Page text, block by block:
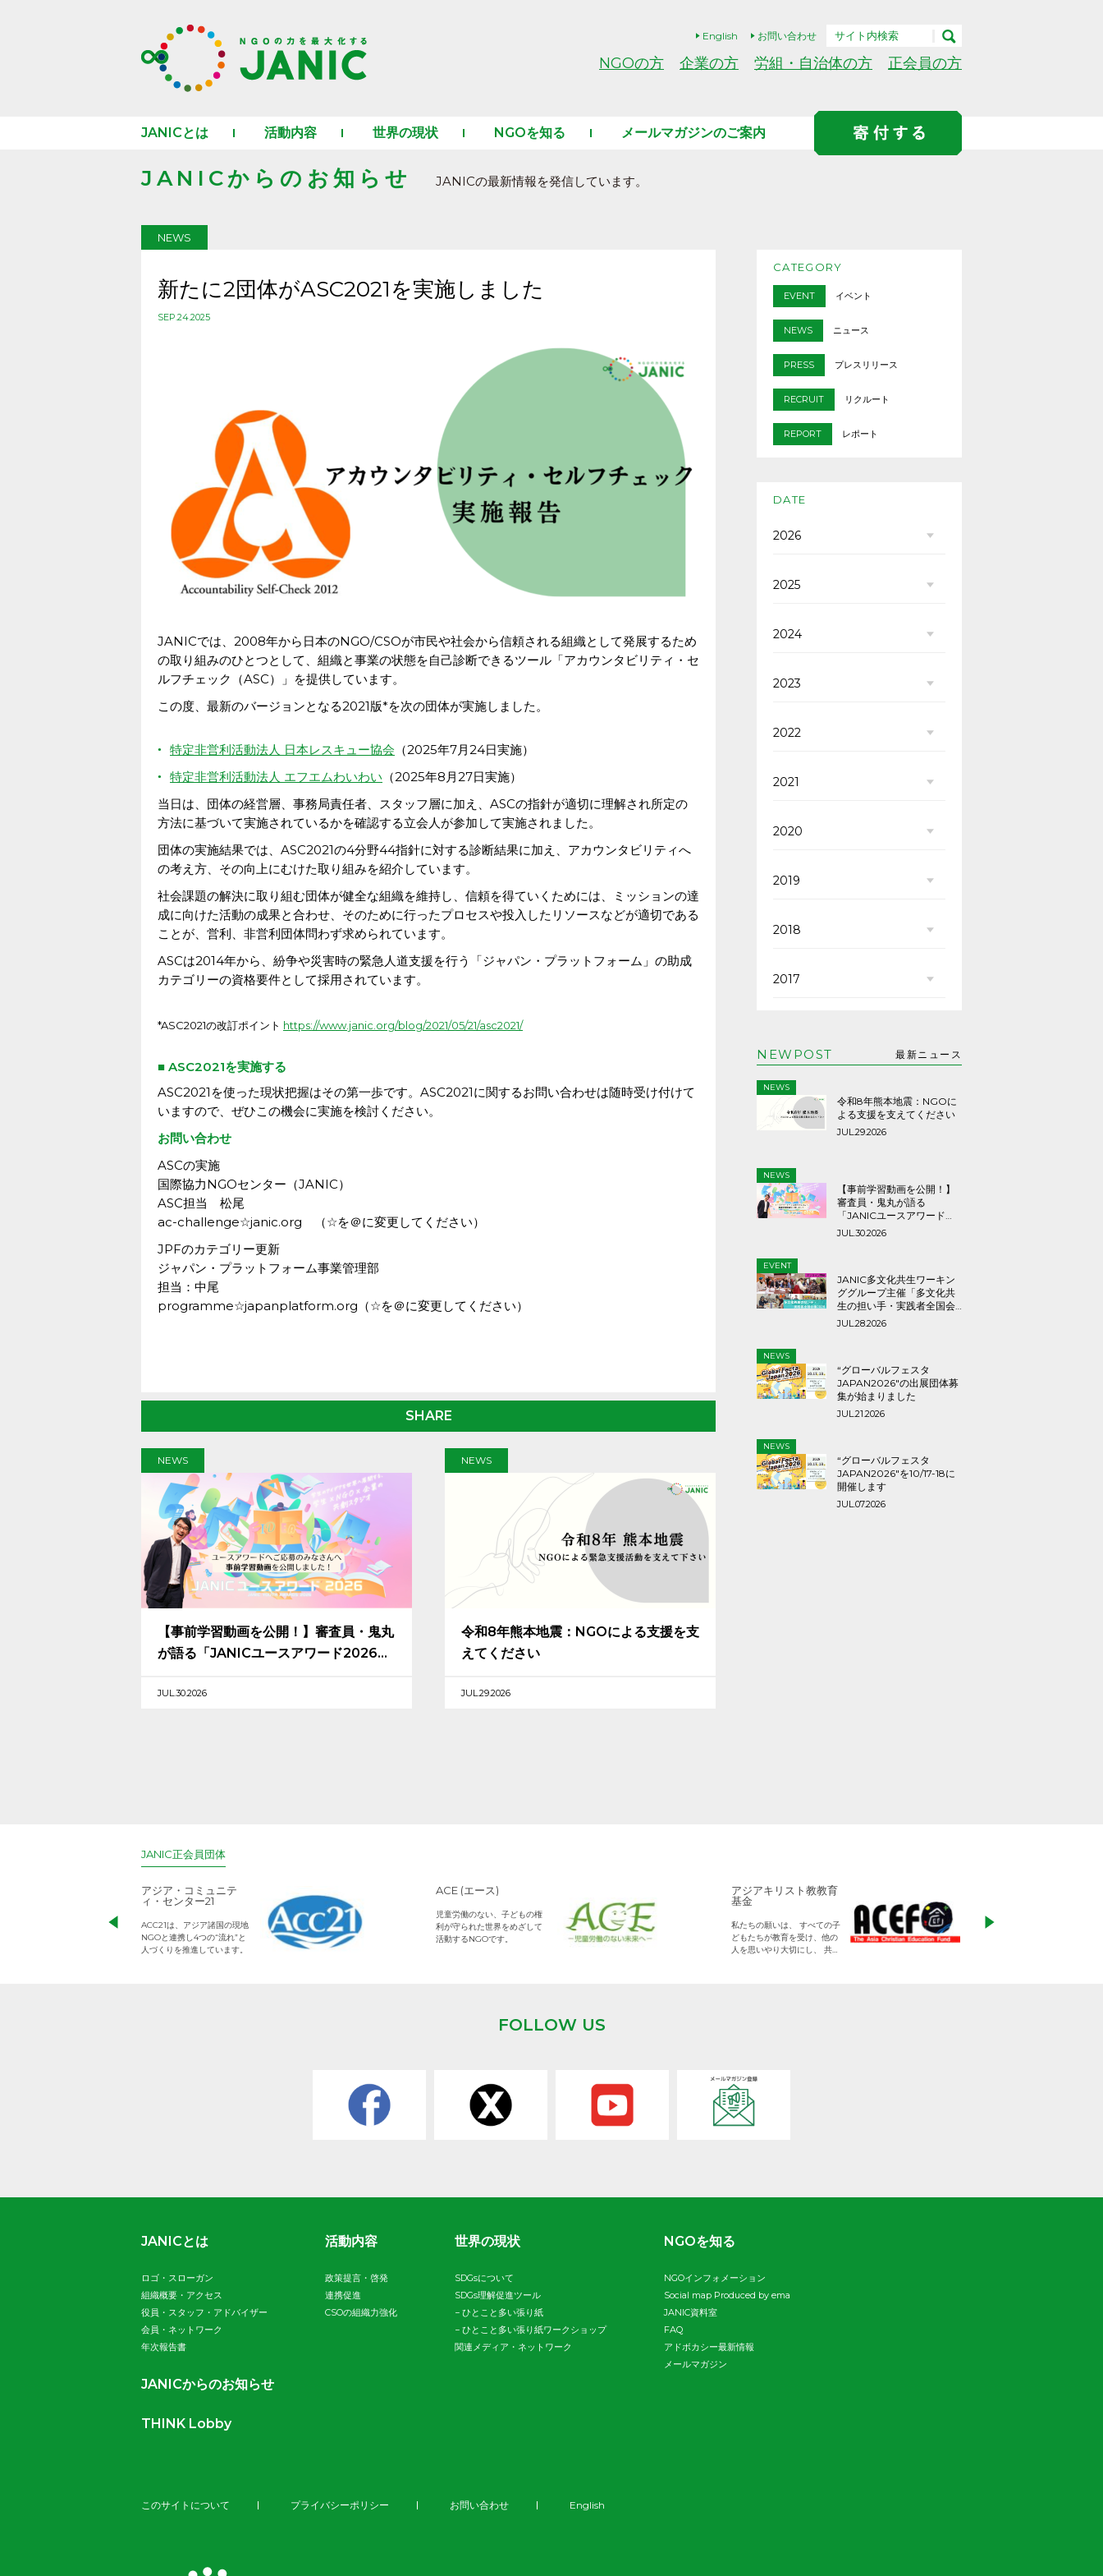
English お問い合わせ
NGOの方 企業の方 労組・自治体の方 正会員の方
JANICとは 活動内容 世界の現状 NGOを知る メールマガジンのご案内
JANICからのお知らせ JANICの最新情報を発信しています。
NEWS
新たに2団体がASC2021を実施しました
SEP.24.2025
JANICでは、2008年から日本のNGO/CSOが市民や社会から信頼される組織として発展するため
の取り組みのひとつとして、組織と事業の状態を自己診断できるツール「アカウンタビリティ・セ
ルフチェック（ASC）」を提供しています。
この度、最新のバージョンとなる2021版*を次の団体が実施しました。
特定非営利活動法人 日本レスキュー協会 （2025年7月24日実施）
特定非営利活動法人 エフエムわいわい （2025年8月27日実施）
当日は、団体の経営層、事務局責任者、スタッフ層に加え、ASCの指針が適切に理解され所定の
方法に基づいて実施されているかを確認する立会人が参加して実施されました。
団体の実施結果では、ASC2021の4分野44指針に対する診断結果に加え、アカウンタビリティへ
の考え方、その向上にむけた取り組みを紹介しています。
社会課題の解決に取り組む団体が健全な組織を維持し、信頼を得ていくためには、ミッションの達
成に向けた活動の成果と合わせ、そのために行ったプロセスや投入したリソースなどが適切である
ことが、営利、非営利団体問わず求められています。
ASCは2014年から、紛争や災害時の緊急人道支援を行う「ジャパン・プラットフォーム」の助成
カテゴリーの資格要件として採用されています。
*ASC2021の改訂ポイント https://www.janic.org/blog/2021/05/21/asc2021/
■ ASC2021を実施する
ASC2021を使った現状把握はその第一歩です。ASC2021に関するお問い合わせは随時受け付けて
いますので、ぜひこの機会に実施を検討ください。
お問い合わせ
ASCの実施
国際協力NGOセンター（JANIC）
ASC担当 松尾
ac-challenge☆janic.org （☆を＠に変更してください）
JPFのカテゴリー更新
ジャパン・プラットフォーム事業管理部
担当：中尾
programme☆japanplatform.org（☆を＠に変更してください）
SHARE
NEWS
【事前学習動画を公開！】審査員・鬼丸
が語る「JANICユースアワード2026」
JUL.30.2026
NEWS
令和8年熊本地震：NGOによる支援を支
えてください
JUL.29.2026
CATEGORY
EVENT イベント
NEWS ニュース
PRESS プレスリリース
RECRUIT リクルート
REPORT レポート
DATE
2026
2025
2024
2023
2022
2021
2020
2019
2018
2017
NEWPOST 最新ニュース
NEWS
令和8年熊本地震：NGOに
よる支援を支えてください
JUL.29.2026
NEWS
【事前学習動画を公開！】
審査員・鬼丸が語る
「JANICユースアワード
2026」応募のヒントとメッ
JUL.30.2026
EVENT
JANIC多文化共生ワーキン
ググループ主催「多文化共
生の担い手・実践者全国会
議2026」9月3日（木）
JUL.28.2026
NEWS
“グローバルフェスタ
JAPAN2026″の出展団体募
集が始まりました
JUL.21.2026
NEWS
“グローバルフェスタ
JAPAN2026″を10/17-18に
開催します
JUL.07.2026
JANIC正会員団体
アジア・コミュニテ
ィ・センター21
ACC21は、アジア諸国の現地
NGOと連携し4つの“流れ”と
人づくりを推進しています。
ACE (エース)
児童労働のない、子どもの権
利が守られた世界をめざして
活動するNGOです。
アジアキリスト教教育
基金
私たちの願いは、 すべての子
どもたちが教育を受け、他の
人を思いやり大切にし、 共に
FOLLOW US
JANICとは
ロゴ・スローガン
組織概要・アクセス
役員・スタッフ・アドバイザー
会員・ネットワーク
年次報告書
活動内容
政策提言・啓発
連携促進
CSOの組織力強化
世界の現状
SDGsについて
SDGs理解促進ツール
− ひとこと多い張り紙
− ひとこと多い張り紙ワークショップ
関連メディア・ネットワーク
NGOを知る
NGOインフォメーション
Social map Produced by ema
JANIC資料室
FAQ
アドボカシー最新情報
メールマガジン
JANICからのお知らせ
THINK Lobby
このサイトについて プライバシーポリシー お問い合わせ English